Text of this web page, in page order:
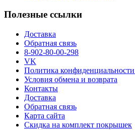
Полезные ссылки
Доставка
Обратная связь
8-902-80-00-298
VK
Политика
Условия обмена и возврата
Контакты
Доставка
Обратная связь
Карта сайта
Скидка на комплект покрышек